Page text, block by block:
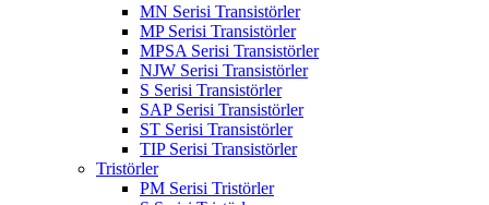
MN Serisi Transistörler
MP Serisi Transistörler
MPSA Serisi Transistörler
NJW Serisi Transistörler
S Serisi Transistörler
SAP Serisi Transistörler
ST Serisi Transistörler
TIP Serisi Transistörler
Tristörler
PM Serisi Tristörler